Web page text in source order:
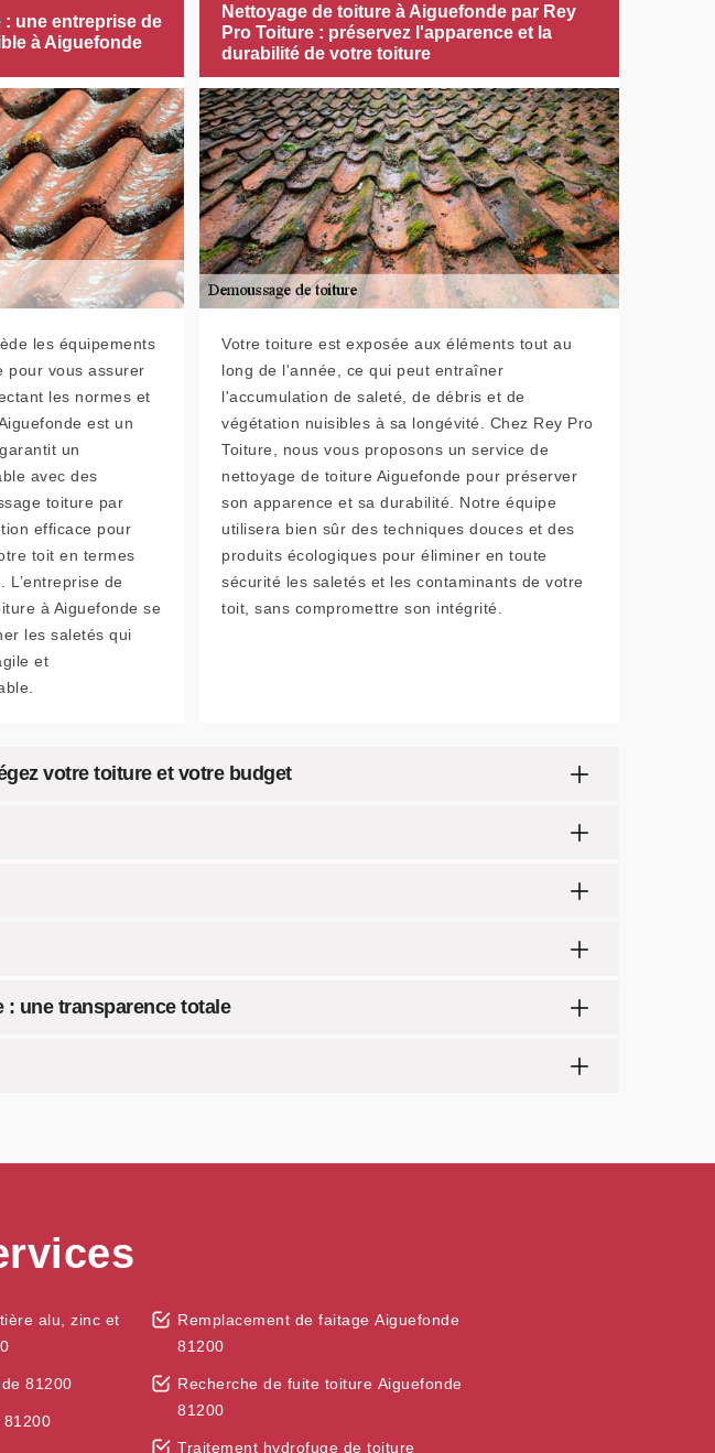
une entreprise de
à Aiguefonde
les équipements
pour vous assurer
les normes et
est un
un
avec des
toiture par
efficace pour
toit en termes
L’entreprise de
à Aiguefonde se
les saletés qui
et
Nettoyage de toiture à Aiguefonde par Rey
Pro Toiture : préservez l'apparence et la
durabilité de votre toiture
Votre toiture est exposée aux éléments tout au
long de l'année, ce qui peut entraîner
l'accumulation de saleté, de débris et de
végétation nuisibles à sa longévité. Chez Rey Pro
Toiture, nous vous proposons un service de
nettoyage de toiture Aiguefonde pour préserver
son apparence et sa durabilité. Notre équipe
utilisera bien sûr des techniques douces et des
produits écologiques pour éliminer en toute
sécurité les saletés et les contaminants de votre
toit, sans compromettre son intégrité.
votre toiture et votre budget
: une transparence totale
alu, zinc et
81200
81200
Remplacement de faitage Aiguefonde
81200
Recherche de fuite toiture Aiguefonde
81200
Traitement hydrofuge de toiture